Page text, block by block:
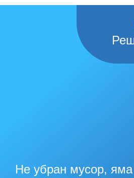
Не убран мусор,